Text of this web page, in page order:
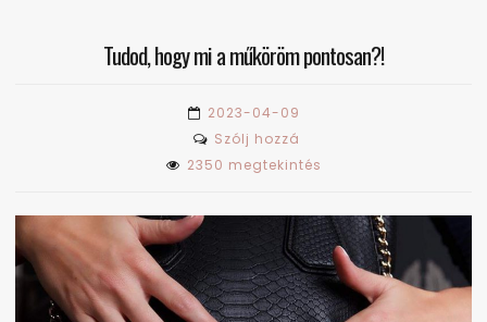
Tudod, hogy mi a műköröm pontosan?!
2023-04-09
Szólj hozzá
Tudod,
mi
a
műköröm
pontosan?!
2350 megtekintés